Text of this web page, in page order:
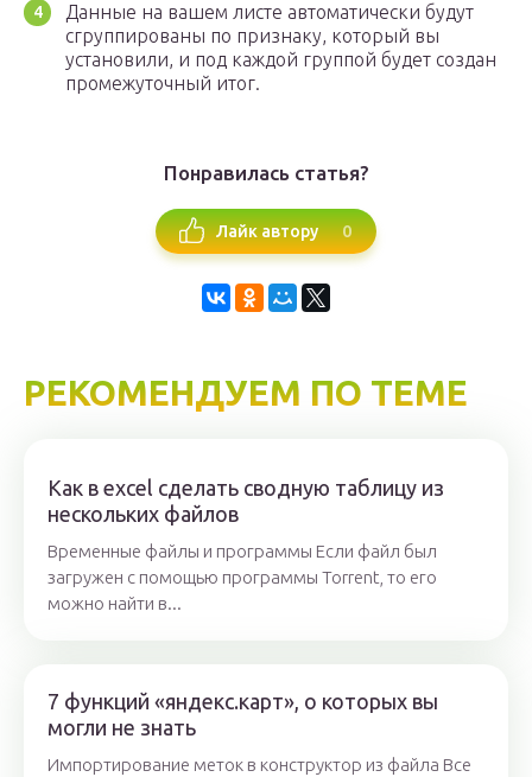
Данные на вашем листе автоматически будут
сгруппированы по признаку, который вы
установили, и под каждой группой будет создан
промежуточный итог.
Понравилась статья?
Лайк автору 0
РЕКОМЕНДУЕМ ПО ТЕМЕ
Как в excel сделать сводную таблицу из
нескольких файлов
Временные файлы и программы Если файл был
загружен с помощью программы Torrent, то его
можно найти в...
7 функций «яндекс.карт», о которых вы
могли не знать
Импортирование меток в конструктор из файла Все